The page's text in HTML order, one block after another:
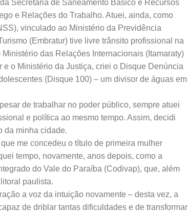
Secretaria de Saneamento Básico e Recursos
e Relações do Trabalho. Atuei, ainda, como
vinculado ao Ministério da Previdência
(Embratur) tive livre trânsito profissional na
das Relações Internacionais (Itamaraty)
o Ministério da Justiça, criei o Disque Denúncia
(Disque 100) – um divisor de águas em
de trabalhar no poder público, sempre atuei
e política ao mesmo tempo. Assim, decidi
da minha cidade.
me concedeu o título de primeira mulher
tempo, novamente, anos depois, como a
do Vale do Paraíba (Codivap), que, além
paulista.
a voz da intuição novamente – desta vez, a
de driblar tantas dificuldades e de transformar